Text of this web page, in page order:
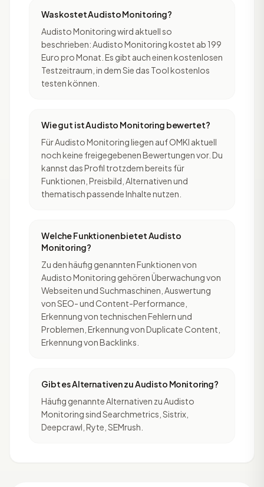
Was kostet Audisto Monitoring?
Audisto Monitoring wird aktuell so
beschrieben: Audisto Monitoring kostet ab 199
Euro pro Monat. Es gibt auch einen kostenlosen
Testzeitraum, in dem Sie das Tool kostenlos
testen können.
Wie gut ist Audisto Monitoring bewertet?
Für Audisto Monitoring liegen auf OMKI aktuell
noch keine freigegebenen Bewertungen vor. Du
kannst das Profil trotzdem bereits für
Funktionen, Preisbild, Alternativen und
thematisch passende Inhalte nutzen.
Welche Funktionen bietet Audisto
Monitoring?
Zu den häufig genannten Funktionen von
Audisto Monitoring gehören Überwachung von
Webseiten und Suchmaschinen, Auswertung
von SEO- und Content-Performance,
Erkennung von technischen Fehlern und
Problemen, Erkennung von Duplicate Content,
Erkennung von Backlinks.
Gibt es Alternativen zu Audisto Monitoring?
Häufig genannte Alternativen zu Audisto
Monitoring sind Searchmetrics, Sistrix,
Deepcrawl, Ryte, SEMrush.